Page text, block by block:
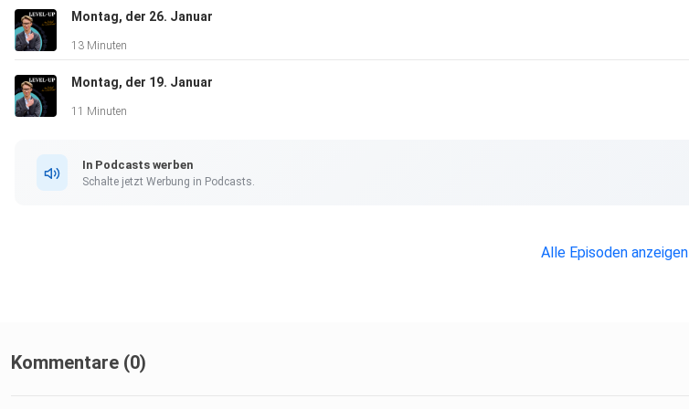
Montag, der 26. Januar
13 Minuten
Montag, der 19. Januar
11 Minuten
In Podcasts werben
Schalte jetzt Werbung in Podcasts.
Alle Episoden anzeigen
Kommentare (0)